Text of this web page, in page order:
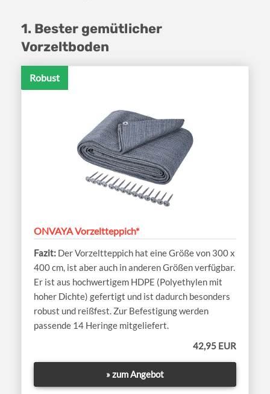
1. Bester gemütlicher
Vorzeltboden
Robust
ONVAYA Vorzeltteppich*
Der Vorzeltteppich hat eine Größe von 300 x
400 cm, ist aber auch in anderen Größen verfügbar.
Er ist aus hochwertigem HDPE (Polyethylen mit
hoher Dichte) gefertigt und ist dadurch besonders
robust und reißfest. Zur Befestigung werden
passende 14 Heringe mitgeliefert.
42,95 EUR
» zum Angebot